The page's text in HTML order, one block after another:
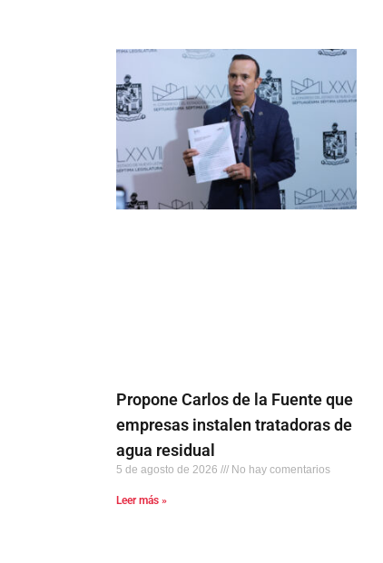
Propone Carlos de la Fuente que
empresas instalen tratadoras de
agua residual
5 de agosto de 2026 No hay comentarios
Leer más »